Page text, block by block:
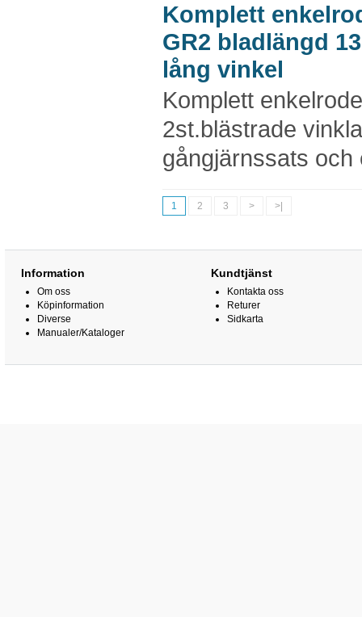
Komplett
GR2 bladlängd
lång vinkel
Komplett
2st.blästrade
gångjärnssats och
1 2 3 > >|
Information
Om oss
Köpinformation
Diverse
Manualer/Kataloger
Kundtjänst
Kontakta oss
Returer
Sidkarta